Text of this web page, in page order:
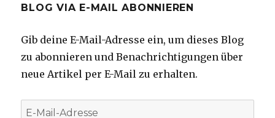
BLOG VIA E-MAIL ABONNIEREN
Gib deine E-Mail-Adresse ein, um dieses Blog
zu abonnieren und Benachrichtigungen über
neue Artikel per E-Mail zu erhalten.
E-